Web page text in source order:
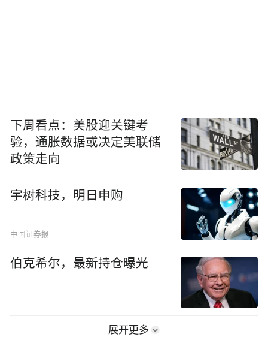
下周看点：美股迎关键考
验，通胀数据或决定美联储
政策走向
宇树科技，明日申购
中国证券报
伯克希尔，最新持仓曝光
展开更多